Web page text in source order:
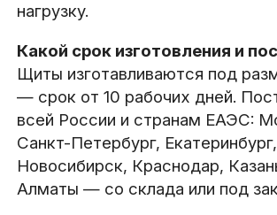
нагрузку.
Какой срок изготовления и
Щиты изготавливаются под
— срок от 10 рабочих дней.
всей России и странам ЕАЭС:
Санкт-Петербург, Екатеринбург,
Новосибирск, Краснодар,
Алматы — со склада или под